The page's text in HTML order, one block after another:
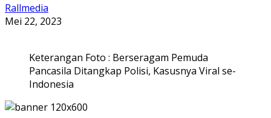
Rallmedia
Mei 22, 2023
Keterangan Foto : Berseragam Pemuda
Pancasila Ditangkap Polisi, Kasusnya Viral se-
Indonesia